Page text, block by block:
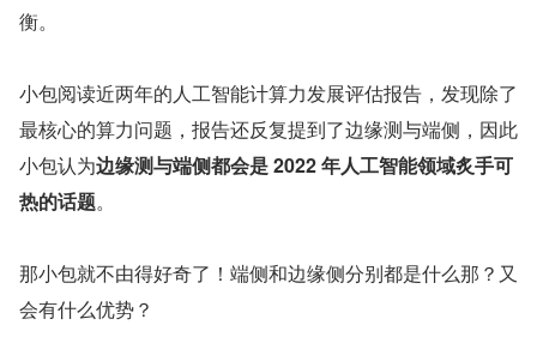
衡。
小包阅读近两年的人工智能计算力发展评估报告，发现除了
最核心的算力问题，报告还反复提到了边缘测与端侧，因此
小包认为边缘测与端侧都会是 2022 年人工智能领域炙手可
热的话题。
那小包就不由得好奇了！端侧和边缘侧分别都是什么那？又
会有什么优势？